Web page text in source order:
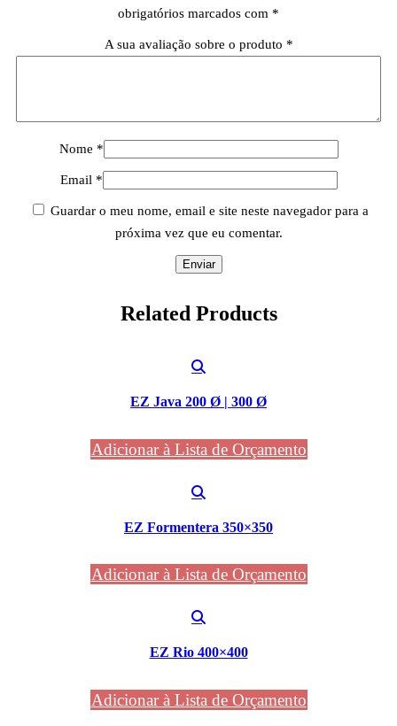
obrigatórios marcados com *
A sua avaliação sobre o produto *
Nome *
Email *
Guardar o meu nome, email e site neste navegador para a
próxima vez que eu comentar.
Related Products
EZ Java 200 Ø | 300 Ø
Adicionar à Lista de Orçamento
EZ Formentera 350×350
Adicionar à Lista de Orçamento
EZ Rio 400×400
Adicionar à Lista de Orçamento